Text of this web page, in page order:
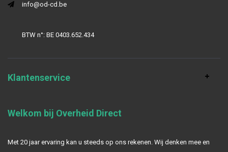
info@od-cd.be
BTW n°: BE 0403.652.434
Klantenservice
Welkom bij Overheid Direct
Met 20 jaar ervaring kan u steeds op ons rekenen. Wij denken mee en